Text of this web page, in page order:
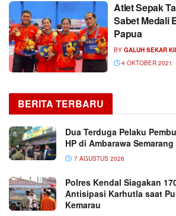
Atlet Sepak
Sabet Medali
Papua
BY GALUH SEKAR
4 OKTOBER 2021
BERITA TERBARU
Dua Terduga Pelaku
HP di Ambarawa
7 AGUSTUS 2026
Polres Kendal Siagakan
Antisipasi Karhutla saat
Kemarau